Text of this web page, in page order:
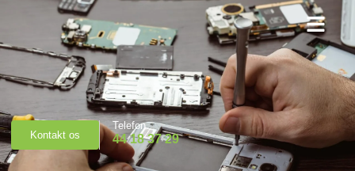
Kontakt os
Telefon
44 18 37 29